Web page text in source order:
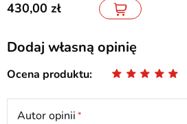
430,00
Dodaj własną opinię
Ocena produktu
Autor opinii